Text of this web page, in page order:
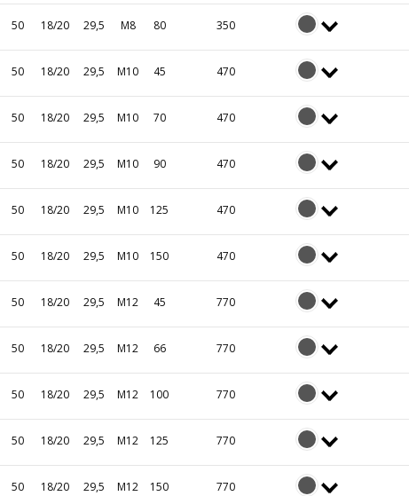
50 18/20 29,5 M8 80 350
50 18/20 29,5 M10 45 470
50 18/20 29,5 M10 70 470
50 18/20 29,5 M10 90 470
50 18/20 29,5 M10 125 470
50 18/20 29,5 M10 150 470
50 18/20 29,5 M12 45 770
50 18/20 29,5 M12 66 770
50 18/20 29,5 M12 100 770
50 18/20 29,5 M12 125 770
50 18/20 29,5 M12 150 770